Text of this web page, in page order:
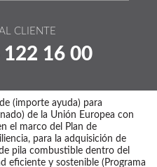
CLIENTE
122 16 00
(importe ayuda) para
de la Unión Europea con
el marco del Plan de
para la adquisición de
pila combustible dentro del
eficiente y sostenible (Programa